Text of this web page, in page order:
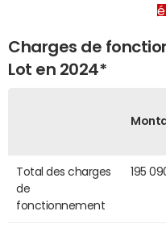
Charges de
Lot en 2024*
Total des charges
de
fonctionnement
195